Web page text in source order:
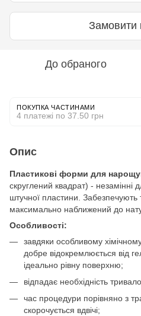
Замовити
До обраного
ПОКУПКА ЧАСТИНАМИ
4 платежі по 37.50 грн
Опис
Пластикові форми для
скруглений квадрат) -
штучної пластини. Забезпечують
максимально наближений до
Особливості:
завдяки особливому
добре відокремлюється від
ідеально рівну поверхню;
відпадає необхідність
час процедури порівняно з
скорочується вдвічі;